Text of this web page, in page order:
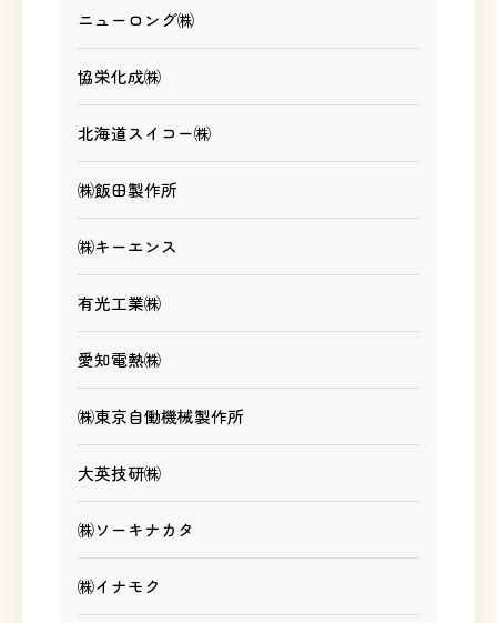
ニューロング㈱
協栄化成㈱
北海道スイコー㈱
㈱飯田製作所
㈱キーエンス
有光工業㈱
愛知電熱㈱
㈱東京自働機械製作所
大英技研㈱
㈱ソーキナカタ
㈱イナモク